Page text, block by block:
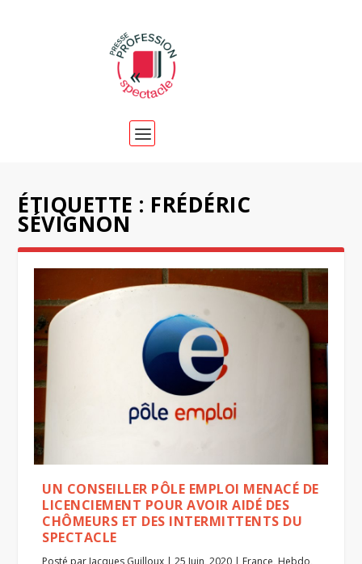
ÉTIQUETTE : FRÉDÉRIC
SÉVIGNON
UN CONSEILLER PÔLE EMPLOI MENACÉ DE
LICENCIEMENT POUR AVOIR AIDÉ DES
CHÔMEURS ET DES INTERMITTENTS DU
SPECTACLE